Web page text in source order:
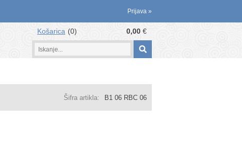
Prijava »
Košarica 0 0,00 €
Šifra artikla: B1 06 RBC 06